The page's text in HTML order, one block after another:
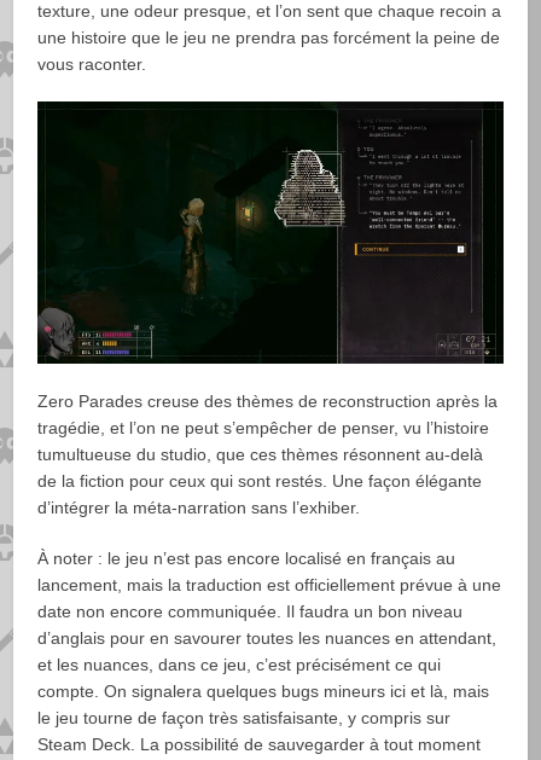
texture, une odeur presque, et l’on sent que chaque recoin a
une histoire que le jeu ne prendra pas forcément la peine de
vous raconter.
Zero Parades creuse des thèmes de reconstruction après la
tragédie, et l’on ne peut s’empêcher de penser, vu l’histoire
tumultueuse du studio, que ces thèmes résonnent au-delà
de la fiction pour ceux qui sont restés. Une façon élégante
d’intégrer la méta-narration sans l’exhiber.
À noter : le jeu n’est pas encore localisé en français au
lancement, mais la traduction est officiellement prévue à une
date non encore communiquée. Il faudra un bon niveau
d’anglais pour en savourer toutes les nuances en attendant,
et les nuances, dans ce jeu, c’est précisément ce qui
compte. On signalera quelques bugs mineurs ici et là, mais
le jeu tourne de façon très satisfaisante, y compris sur
Steam Deck. La possibilité de sauvegarder à tout moment